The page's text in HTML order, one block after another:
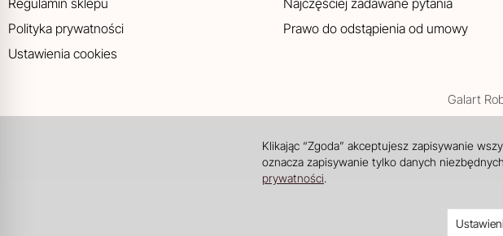
Regulamin sklepu
Polityka prywatności
Ustawienia cookies
Najczęściej zadawane pytania
Prawo do odstąpienia od umowy
Galart
Klikając “Zgoda” akceptujesz zapisywanie
oznacza zapisywanie tylko danych
prywatności.